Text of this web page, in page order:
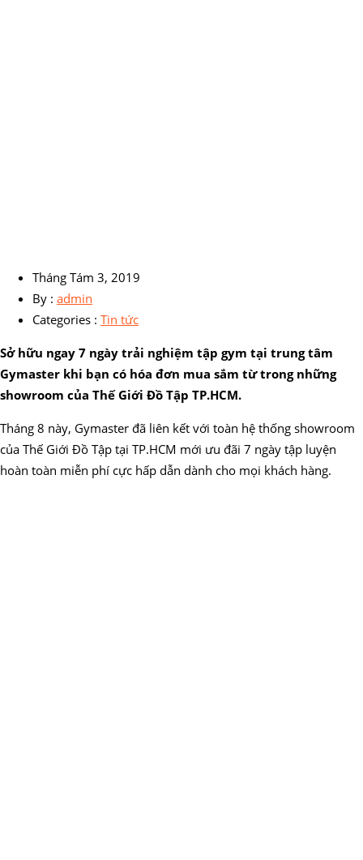
Tháng Tám 3, 2019
By : admin
Categories : Tin tức
Sở hữu ngay 7 ngày trải nghiệm tập gym tại trung tâm
Gymaster khi bạn có hóa đơn mua sắm từ trong những
showroom của Thế Giới Đồ Tập TP.HCM.
Tháng 8 này, Gymaster đã liên kết với toàn hệ thống showroom
của Thế Giới Đồ Tập tại TP.HCM mới ưu đãi 7 ngày tập luyện
hoàn toàn miễn phí cực hấp dẫn dành cho mọi khách hàng.